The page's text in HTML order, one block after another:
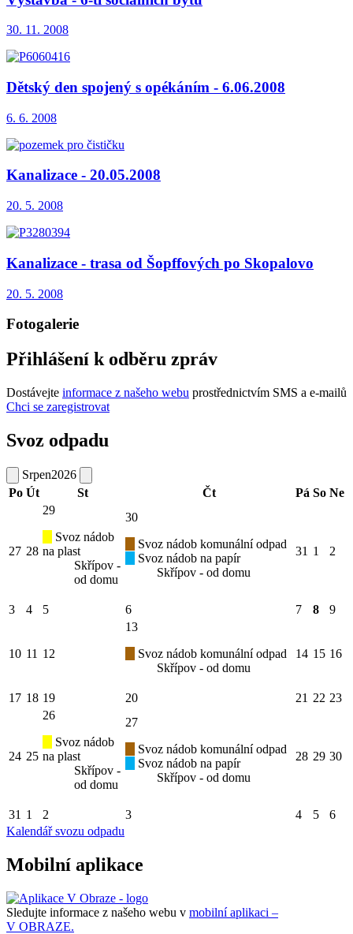
30. 11. 2008
Dětský den spojený s opékáním - 6.06.2008
6. 6. 2008
Kanalizace - 20.05.2008
20. 5. 2008
Kanalizace - trasa od Šopffových po Skopalovo
20. 5. 2008
Fotogalerie
Přihlášení k odběru zpráv
Dostávejte informace z našeho webu prostřednictvím SMS a e-mailů
Chci se zaregistrovat
Svoz odpadu
Srpen2026
Po Út St Čt Pá So Ne
27 28
29
Svoz nádob
na plast
Skřípov -
od domu
30
Svoz nádob komunální odpad
Svoz nádob na papír
Skřípov - od domu
31 1 2
3 4 5 6 7 8 9
10 11 12
13
Svoz nádob komunální odpad
Skřípov - od domu
14 15 16
17 18 19 20 21 22 23
24 25
26
Svoz nádob
na plast
Skřípov -
od domu
27
Svoz nádob komunální odpad
Svoz nádob na papír
Skřípov - od domu
28 29 30
31 1 2 3 4 5
6
Kalendář svozu odpadu
Mobilní aplikace
Sledujte informace z našeho webu v mobilní aplikaci –
V OBRAZE.